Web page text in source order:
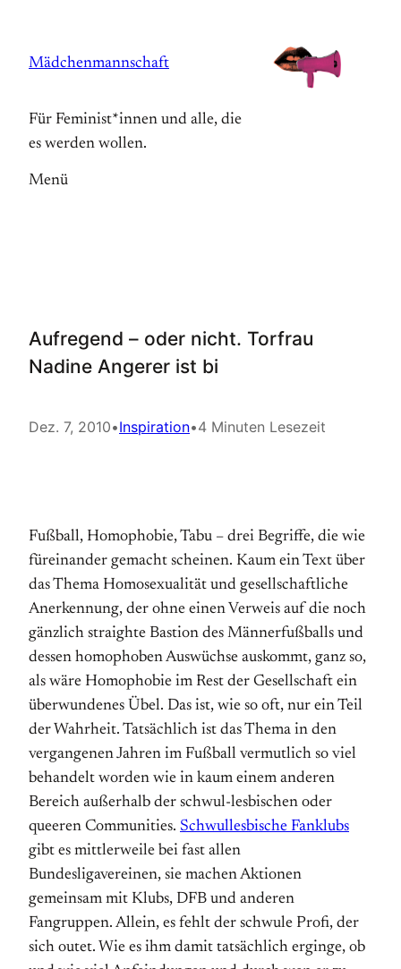
springen
Mädchenmannschaft
Für Feminist*innen und alle, die
es werden wollen.
Menü
Aufregend – oder nicht. Torfrau
Nadine Angerer ist bi
Dez. 7, 2010•Inspiration•4 Minuten Lesezeit
Fußball, Homophobie, Tabu – drei Begriffe, die wie
füreinander gemacht scheinen. Kaum ein Text über
das Thema Homosexualität und gesellschaftliche
Anerkennung, der ohne einen Verweis auf die noch
gänzlich straighte Bastion des Männerfußballs und
dessen homophoben Auswüchse auskommt, ganz so,
als wäre Homophobie im Rest der Gesellschaft ein
überwundenes Übel. Das ist, wie so oft, nur ein Teil
der Wahrheit. Tatsächlich ist das Thema in den
vergangenen Jahren im Fußball vermutlich so viel
behandelt worden wie in kaum einem anderen
Bereich außerhalb der schwul-lesbischen oder
queeren Communities. Schwullesbische Fanklubs
gibt es mittlerweile bei fast allen
Bundesligavereinen, sie machen Aktionen
gemeinsam mit Klubs, DFB und anderen
Fangruppen. Allein, es fehlt der schwule Profi, der
sich outet. Wie es ihm damit tatsächlich erginge, ob